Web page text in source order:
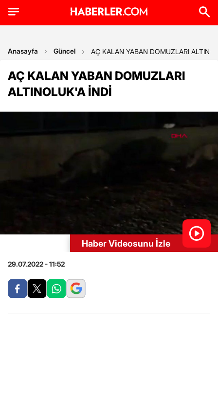
Anasayfa Güncel AÇ KALAN YABAN DOMUZLARI
AÇ KALAN YABAN DOMUZLARI
ALTINOLUK'A İNDİ
Haber Videosunu İzle
29.07.2022 - 11:52